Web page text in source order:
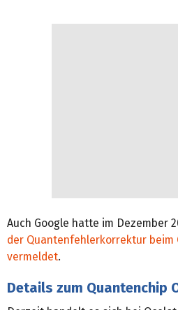
Auch Google hatte im Dezember
der Quantenfehlerkorrektur beim
vermeldet.
Details zum Quantenchip